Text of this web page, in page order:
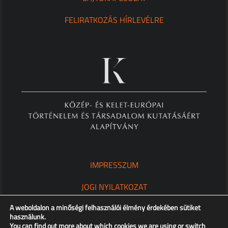
FELIRATKOZÁS HÍRLEVÉLRE
IMPRESSZUM
JOGI NYILATKOZAT
ADATKEZELÉSI TÁJÉKOZTATÓ
A weboldalon a minőségi felhasználói élmény érdekében sütiket
használunk.
You can find out more about which cookies we are using or switch